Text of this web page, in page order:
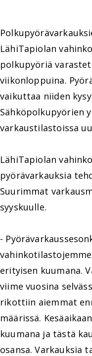
LähiTapiolan
polkupyöriä
viikonloppuina.
vaikuttaa niiden
Sähköpolkupyörien
varkaustilastoissa
LähiTapiolan
pyörävarkauksia
Suurimmat
syyskuulle.
-
erityisen kuumana.
viime vuosina
rikottiin aiemmat
määrissä.
kuumana ja tästä
osansa. Varkauksia